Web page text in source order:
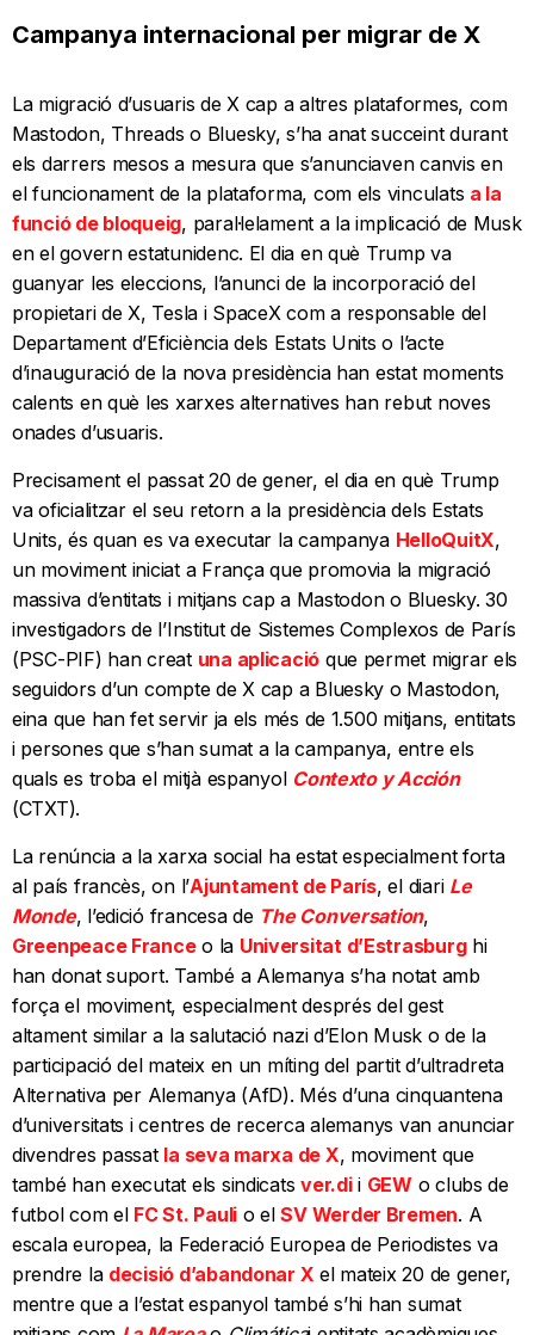
Campanya internacional per migrar de X
La migració d’usuaris de X cap a altres plataformes, com
Mastodon, Threads o Bluesky, s’ha anat succeint durant
els darrers mesos a mesura que s’anunciaven canvis en
el funcionament de la plataforma, com els vinculats a la
funció de bloqueig, paral·lelament a la implicació de Musk
en el govern estatunidenc. El dia en què Trump va
guanyar les eleccions, l’anunci de la incorporació del
propietari de X, Tesla i SpaceX com a responsable del
Departament d’Eficiència dels Estats Units o l’acte
d’inauguració de la nova presidència han estat moments
calents en què les xarxes alternatives han rebut noves
onades d’usuaris.
Precisament el passat 20 de gener, el dia en què Trump
va oficialitzar el seu retorn a la presidència dels Estats
Units, és quan es va executar la campanya HelloQuitX,
un moviment iniciat a França que promovia la migració
massiva d’entitats i mitjans cap a Mastodon o Bluesky. 30
investigadors de l’Institut de Sistemes Complexos de París
(PSC-PIF) han creat una aplicació que permet migrar els
seguidors d’un compte de X cap a Bluesky o Mastodon,
eina que han fet servir ja els més de 1.500 mitjans, entitats
i persones que s’han sumat a la campanya, entre els
quals es troba el mitjà espanyol Contexto y Acción
(CTXT).
La renúncia a la xarxa social ha estat especialment forta
al país francès, on l’Ajuntament de París, el diari Le
Monde, l’edició francesa de The Conversation,
Greenpeace Franceo la Universitat d’Estrasburghi
han donat suport. També a Alemanya s’ha notat amb
força el moviment, especialment després del gest
altament similar a la salutació nazi d’Elon Musk o de la
participació del mateix en un míting del partit d’ultradreta
Alternativa per Alemanya (AfD). Més d’una cinquantena
d’universitats i centres de recerca alemanys van anunciar
divendres passat la seva marxa de X, moviment que
també han executat els sindicatsver.dii GEW o clubs de
futbol com el FC St. Pauli o elSV Werder Bremen. A
escala europea, la Federació Europea de Periodistes va
prendre la decisió d’abandonar X el mateix 20 de gener,
mentre que a l’estat espanyol també s’hi han sumat